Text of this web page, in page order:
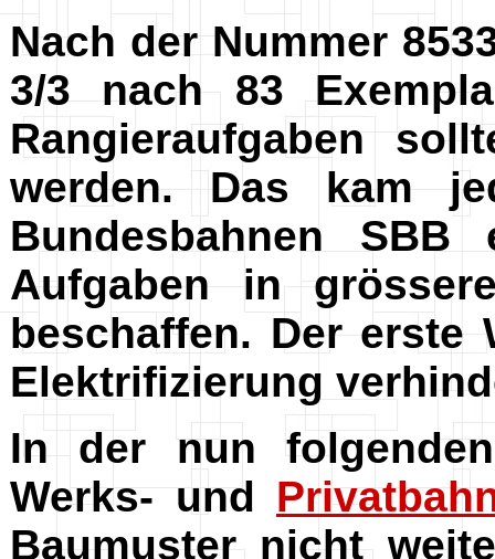
Nach der Nummer
3/3 nach 83
Rangieraufgaben
werden. Das kam
Bundesbahnen
Aufgaben in
beschaffen. Der erste
Elektrifizierung
In der nun
Werks- und
Baumuster nicht